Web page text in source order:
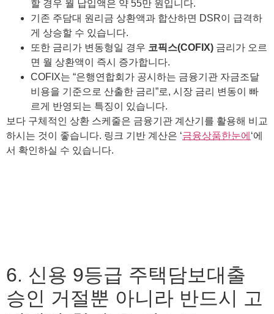
할 경우 월 납입액은 약 55만 원입니다.
기존 주담대 원리금 상환액과 합산하면 DSR이 급격하
게 상승할 수 있습니다.
또한 금리가 변동형일 경우 코픽스(COFIX) 금리가 오르
면 월 상환액이 즉시 증가합니다.
COFIX는 “은행연합회가 공시하는 금융기관 자금조달
비용을 기준으로 산출한 금리”로, 시장 금리 변동이 빠
르게 반영되는 특징이 있습니다.
보다 구체적인 상환 스케줄은 금융기관 계산기를 활용해 비교
하시는 것이 좋습니다. 링크 기반 계산은 ‘금융상품한눈에 ‘에
서 확인하실 수 있습니다.
6. 신용 9등급 주택담보대출
승인 거절뿐 아니라 반드시 고